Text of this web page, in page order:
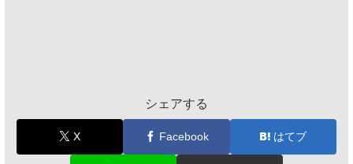
シェアする
X Facebook はてブ